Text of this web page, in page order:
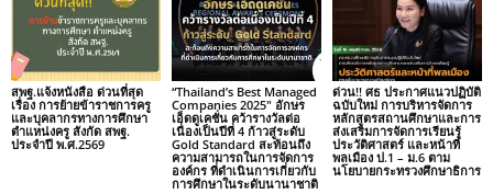
สพฐ.แจ้งหนังสือ ด่วนที่สุด
เรื่อง การย้ายข้าราชการครู
และบุคลากรทางการศึกษา
ตำแหน่งครู สังกัด สพฐ.
ประจำปี พ.ศ.2569
“Thailand’s Best Managed
Companies 2025″ อักษร
เอ็ดดูเคชั่น คว้ารางวัลต่อ
เนื่องเป็นปีที่ 4 ก้าวสู่ระดับ
Gold Standard สะท้อนถึง
ความสามารถในการจัดการ
องค์กร ที่ดำเนินการเกี่ยวกับ
การศึกษาในระดับนานาชาติ
ด่วน!! ศธ ประกาศแนวปฏิบัติ
ฉบับใหม่ การบริหารจัดการ
หลักสูตรสถานศึกษาและการ
ส่งเสริมการจัดการเรียนรู้
ประวัติศาสตร์ และหน้าที่
พลเมือง ป.1 – ม.6 ตาม
นโยบายกระทรวงศึกษาธิการ